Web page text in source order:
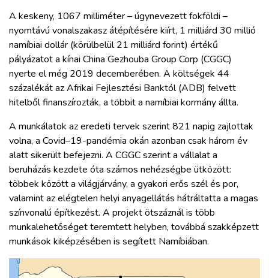
REGISZTRÁCIÓ
A keskeny, 1067 milliméter – úgynevezett fokföldi –
nyomtávú vonalszakasz átépítésére kiírt, 1 milliárd 30 millió
namíbiai dollár (körülbelül 21 milliárd forint) értékű
pályázatot a kínai China Gezhouba Group Corp (CGGC)
nyerte el még 2019 decemberében. A költségek 44
százalékát az Afrikai Fejlesztési Banktól (ADB) felvett
hitelből finanszírozták, a többit a namíbiai kormány állta.
A munkálatok az eredeti tervek szerint 821 napig zajlottak
volna, a Covid–19-pandémia okán azonban csak három év
alatt sikerült befejezni. A CGGC szerint a vállalat a
beruházás kezdete óta számos nehézségbe ütközött:
többek között a világjárvány, a gyakori erős szél és por,
valamint az elégtelen helyi anyagellátás hátráltatta a magas
színvonalú építkezést. A projekt ötszáznál is több
munkalehetőséget teremtett helyben, továbbá szakképzett
munkások kiképzésében is segített Namíbiában.